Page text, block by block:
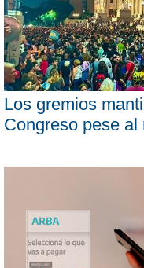
Los gremios
Congreso pese al